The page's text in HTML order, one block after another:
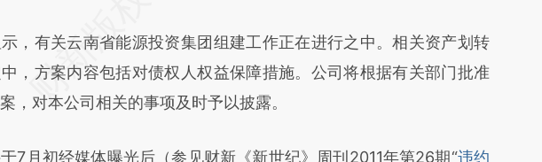
有关云南省能源投资集团组建工作正在进行之中。相关资产划转
，方案内容包括对债权人权益保障措施。公司将根据有关部门批准
，对本公司相关的事项及时予以披露。
月初经媒体曝光后（参见财新《新世纪》周刊2011年第26期“违约